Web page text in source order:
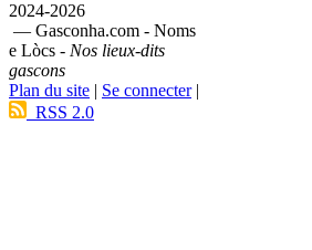
2024-2026
— Gasconha.com - Noms
e Lòcs - Nos lieux-dits
gascons
Plan du site | Se connecter|
RSS 2.0